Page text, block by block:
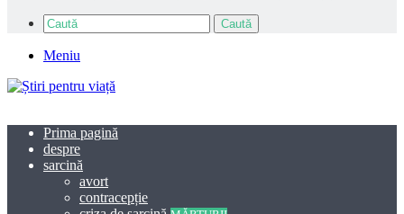
Caută
Meniu
Prima pagină
despre
sarcină
avort
contracepție